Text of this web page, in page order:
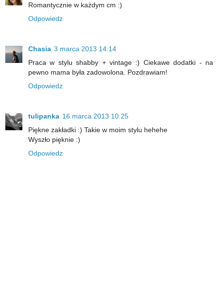
Romantycznie w każdym cm :)
Odpowiedz
Chasia 3 marca 2013 14:14
Praca w stylu shabby + vintage :) Ciekawe dodatki - na
pewno mama była zadowolona. Pozdrawiam!
Odpowiedz
tulipanka 16 marca 2013 10:25
Piękne zakładki :) Takie w moim stylu hehehe
Wyszło pięknie :)
Odpowiedz